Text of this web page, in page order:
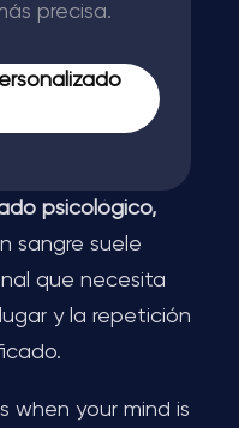
precisa.
psicológico,
sangre suele
que necesita
y la repetición
when your mind is